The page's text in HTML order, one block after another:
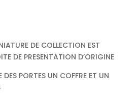
DE COLLECTION EST
DE PRESENTATION D’ORIGINE
DES PORTES UN COFFRE ET UN